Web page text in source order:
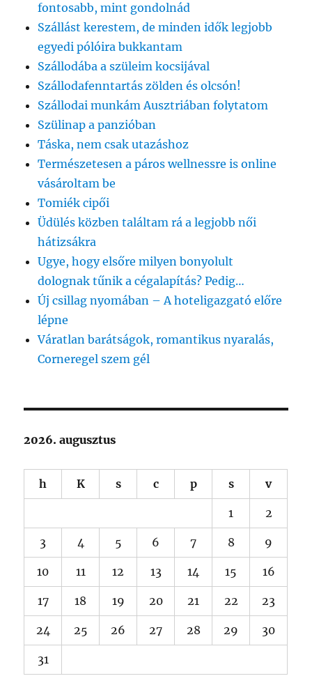
fontosabb, mint gondolnád
Szállást kerestem, de minden idők legjobb
egyedi pólóira bukkantam
Szállodába a szüleim kocsijával
Szállodafenntartás zölden és olcsón!
Szállodai munkám Ausztriában folytatom
Szülinap a panzióban
Táska, nem csak utazáshoz
Természetesen a páros wellnessre is online
vásároltam be
Tomiék cipői
Üdülés közben találtam rá a legjobb női
hátizsákra
Ugye, hogy elsőre milyen bonyolult
dolognak tűnik a cégalapítás? Pedig…
Új csillag nyomában – A hoteligazgató előre
lépne
Váratlan barátságok, romantikus nyaralás,
Corneregel szem gél
2026. augusztus
h K s c p s v
1 2
3 4 5 6 7 8 9
10 11 12 13 14 15 16
17 18 19 20 21 22 23
24 25 26 27 28 29 30
31